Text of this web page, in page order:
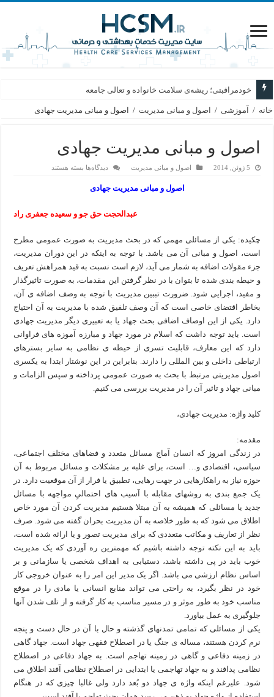
سفری از فتوا تا زندگی؛ روایت گام‌های بلند
خانه / آموزشی / اصول و مبانی مدیریت / اصول و مبانی مدیریت جهادی
اصول و مبانی مدیریت جهادی
5 ژوئن, 2014 اصول و مبانی مدیریت دیدگاه‌ها برای
بسته هستند
اصول و مبانی مدیریت جهادی
عبدالحجت حق جو و سعیده جعفری راد
چکیده: یکی از مسائلی مهمی که در بحث مدیریت به صورت عمومی مطرح
است، اصول و مبانی آن می باشد. با توجه به اینکه در این دوران مدیریت،
جزء مقولات اضافه به شمار می آید، لازم است نسبت به قید همراهش تعریف
و حیطه بندی شده تا بتوان با در نظر گرفتن این مقدمات، به صورت تاثیرگذار
و مفید، اجرایی شود. ضرورت تببین مدیریت با توجه به وصف اضافه ی آن،
بخاطر اقتضای خاصی است که آن وصف تلفیق شده با مدیریت به آن احتیاج
دارد. یکی از این اوصاف اضافی بحث جهاد یا به تعبیری دیگر مدیریت جهادی
است. باید توجه داشت که اسلام در مورد جهاد و مبارزه آموزه های فراوانی
دارد که این معارف، قابلیت تسری از حیطه ی نظامی به سایر بسترهای
ارتباطی داخلی و بین المللی را دارند. بنابراین در این نوشتار ابتدا به یکسری
اصول مدیریتی مرتبط با بحث به صورت عمومی پرداخته و سپس الزامات و
مبانی جهاد و تاثیر آن را در مدیریت بررسی می کنیم.
کلید واژه: مدیریت جهادی،
مقدمه:
در زندگی امروز که انسان آماج مسائل متعدد و فضاهای مختلف اجتماعی،
سیاسی، اقتصادی و… است، برای غلبه بر مشکلات و مسائل مربوط به آن
حوزه نیاز به راهکارهایی در جهت رهایی، تطبیق یا فرار از آن موقعیت دارد. در
یک جمع بندی به روشهای مقابله با آسیب های احتمالیِ مواجهه با مسائل
جدید یا مسائلی که همیشه به آن مبتلا هستیم مدیریت کردن آن مورد خاص
اطلاق می شود که به طور خلاصه به آن مدیریت بحران گفته می شود. صرف
نظر از تعاریف و مکاتب متعددی که برای مدیریت تصور و یا ارائه شده است،
باید به این نکته توجه داشته باشیم که مهمترین ره آوردی که یک مدیریت
خوب باید در پی داشته باشد، دستیابی به اهداف شخصی یا سازمانی و بر
اساس نظام ارزشی می باشد. اگر یک مدیر این امر را به عنوان خروجی کار
خود در نظر بگیرد، به راحتی می تواند منابع انسانی یا مادی را در موقع
مناسب خود به طور موثر و در مسیر مناسب به کار گرفته و از تلف شدن آنها
جلوگیری به عمل بیاورد.
یکی از مسائلی که تمامی تمدنهای گذشته و حال با آن در حال دست و پنجه
نرم کردن هستند، مساله ی جنگ یا در اصطلاح فقهی جهاد است. جهاد گاهی
در زمینه دفاعی و گاهی در زمینه تهاجم است. به جهاد دفاعی در اصطلاح
نظامی پدافند و به جهاد تهاجمی یا ابتدایی در اصطلاح نظامی آفند اطلاق می
شود. علیرغم اینکه واژه ی جهاد دو بُعد دارد ولی غالبا چیزی که در هنگام